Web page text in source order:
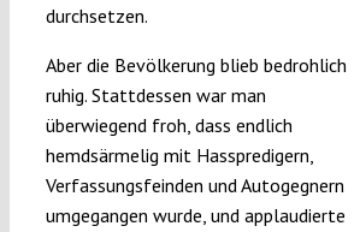
durchsetzen.
Aber die Bevölkerung blieb bedrohlich
ruhig. Stattdessen war man
überwiegend froh, dass endlich
hemdsärmelig mit Hasspredigern,
Verfassungsfeinden und Autogegnern
umgegangen wurde, und applaudierte